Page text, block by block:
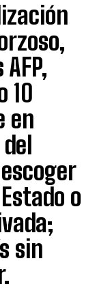
10
en
o
sin